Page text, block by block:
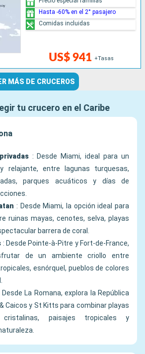
US$ 941 +Tasas
Hasta -60% en el 2° pasajero
Comidas incluidas
MÁS DE CRUCEROS
tu crucero en el Caribe
: Desde Miami, ideal para un
relajante, entre lagunas turquesas,
parques acuáticos y días de
: Desde Miami, la opción ideal para
ruinas mayas, cenotes, selva, playas
barrera de coral.
: Desde Pointe-à-Pitre y Fort-de-France,
de un ambiente criollo entre
esnórquel, pueblos de colores
La Romana, explora la República
Caicos y St Kitts para combinar playas
cristalinas, paisajes tropicales y